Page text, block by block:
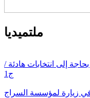
ملتميديا
إلى انتخابات هادئة /
ج1
زيارة لمؤسسة السراج